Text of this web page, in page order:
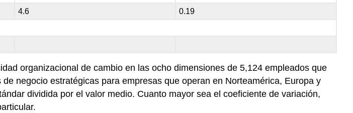
4.6
0.19
organizacional de cambio en las ocho dimensiones de 5,124 empleados que
negocio estratégicas para empresas que operan en Norteamérica, Europa y
dividida por el valor medio. Cuanto mayor sea el coeficiente de variación,